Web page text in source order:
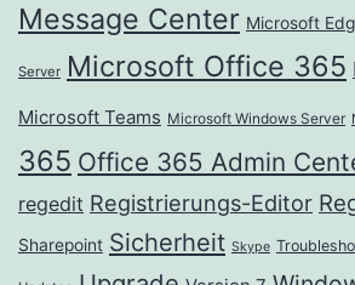
Message Center Microsoft
Server Microsoft Office 365
Microsoft Teams Microsoft Windows Server
365 Office 365 Admin
regedit Registrierungs-Editor
Sharepoint Sicherheit Skype